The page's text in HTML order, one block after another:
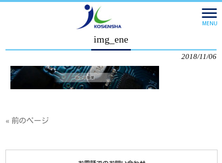
MENU
省エネ事業
img_ene
2018/11/06
« 前のページ